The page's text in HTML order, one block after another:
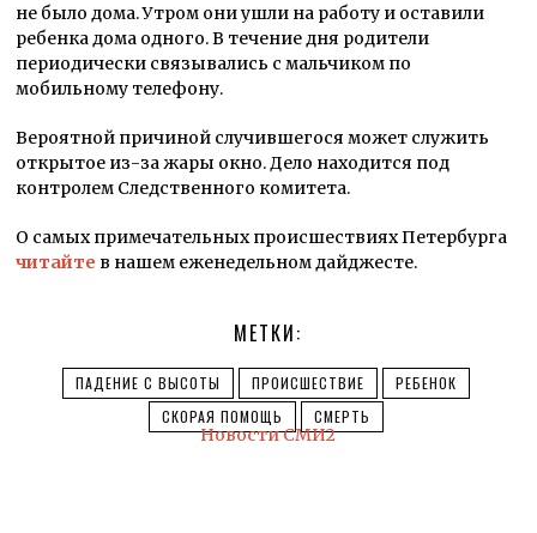
не было дома. Утром они ушли на работу и оставили
ребенка дома одного. В течение дня родители
периодически связывались с мальчиком по
мобильному телефону.
Вероятной причиной случившегося может служить
открытое из-за жары окно. Дело находится под
контролем Следственного комитета.
О самых примечательных происшествиях Петербурга
читайте в нашем еженедельном дайджесте.
МЕТКИ:
ПАДЕНИЕ С ВЫСОТЫ ПРОИСШЕСТВИЕ
РЕБЕНОК
СКОРАЯ ПОМОЩЬ
СМЕРТЬ
Новости СМИ2